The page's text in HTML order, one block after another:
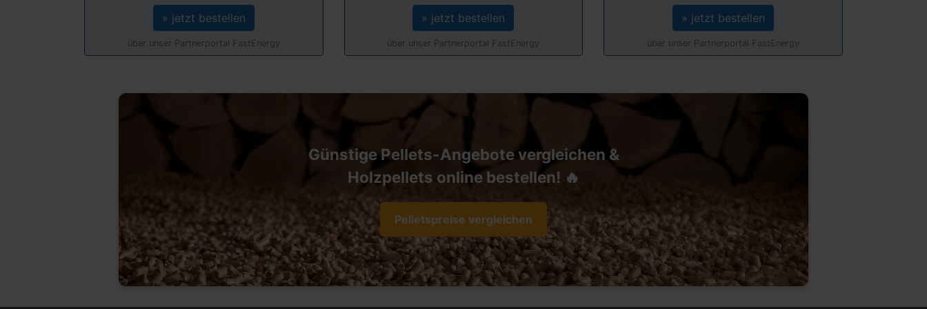
» jetzt bestellen
über unser Partnerportal FastEnergy
» jetzt bestellen
über unser Partnerportal FastEnergy
» jetzt bestellen
über unser Partnerportal FastEnergy
Günstige Pellets-Angebote vergleichen &
Holzpellets online bestellen! 🔥
Pelletspreise vergleichen